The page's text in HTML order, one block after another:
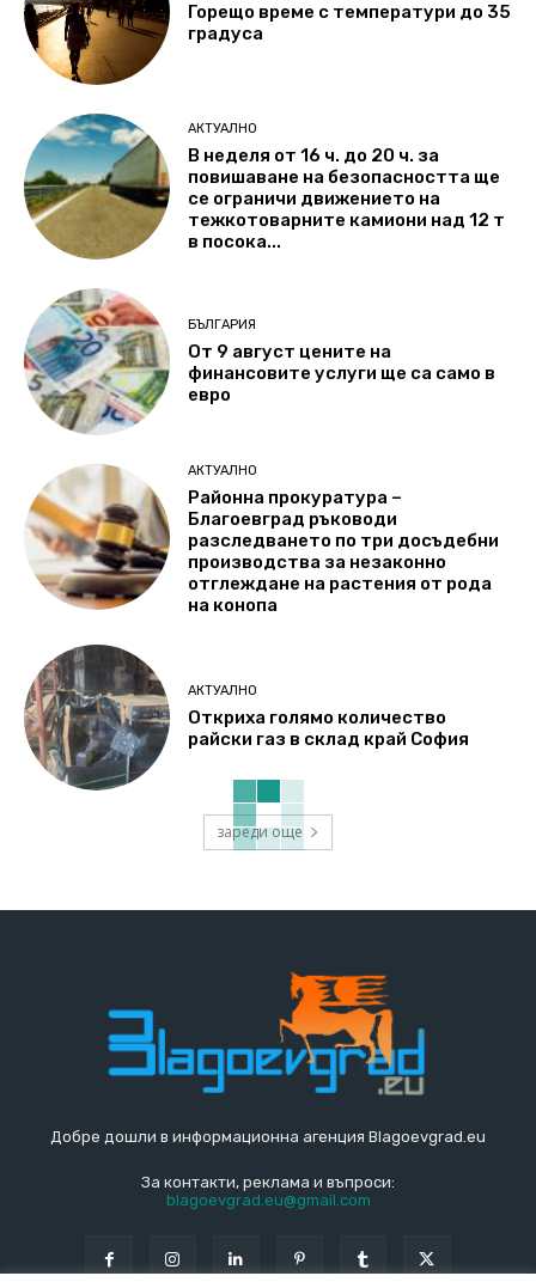
Горещо време с температури до 35
градуса
АКТУАЛНО
В неделя от 16 ч. до 20 ч. за
повишаване на безопасността ще
се ограничи движението на
тежкотоварните камиони над 12 т
в посока...
БЪЛГАРИЯ
От 9 август цените на
финансовите услуги ще са само в
евро
АКТУАЛНО
Районна прокуратура –
Благоевград ръководи
разследването по три досъдебни
производства за незаконно
отглеждане на растения от рода
на конопа
АКТУАЛНО
Откриха голямо количество
райски газ в склад край София
зареди още
Добре дошли в информационна агенция Blagoevgrad.eu
За контакти, реклама и въпроси:
blagoevgrad.eu@gmail.com